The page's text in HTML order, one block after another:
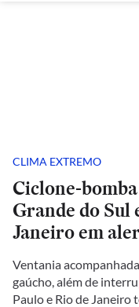
CLIMA EXTREMO
Ciclone-
Grande do Sul
Janeiro em
Ventania
gaúcho, além de
Paulo e Rio de Janeiro